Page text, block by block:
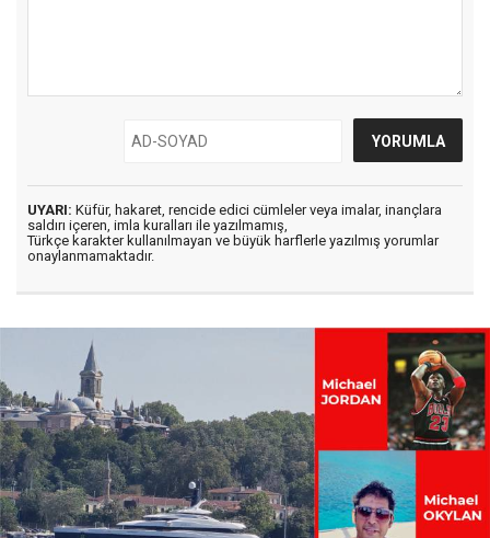
UYARI: Küfür, hakaret, rencide edici cümleler veya imalar, inançlara
saldırı içeren, imla kuralları ile yazılmamış,
Türkçe karakter kullanılmayan ve büyük harflerle yazılmış yorumlar
onaylanmamaktadır.